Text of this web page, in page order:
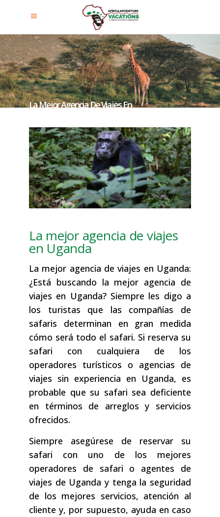
La Mejor Agencia De Viajes En
Uganda
La mejor agencia de viajes
en Uganda
La mejor agencia de viajes en Uganda:
¿Está buscando la mejor agencia de
viajes en Uganda? Siempre les digo a
los turistas que las compañías de
safaris determinan en gran medida
cómo será todo el safari. Si reserva su
safari con cualquiera de los
operadores turísticos o agencias de
viajes sin experiencia en Uganda, es
probable que su safari sea deficiente
en términos de arreglos y servicios
ofrecidos.
Siempre asegúrese de reservar su
safari con uno de los mejores
operadores de safari o agentes de
viajes de Uganda y tenga la seguridad
de los mejores servicios, atención al
cliente y, por supuesto, ayuda en caso